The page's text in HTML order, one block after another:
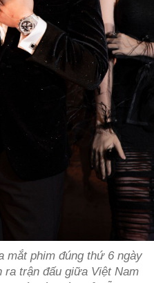
mắt phim đúng thứ 6 ngày
ra trận đấu giữa Việt Nam